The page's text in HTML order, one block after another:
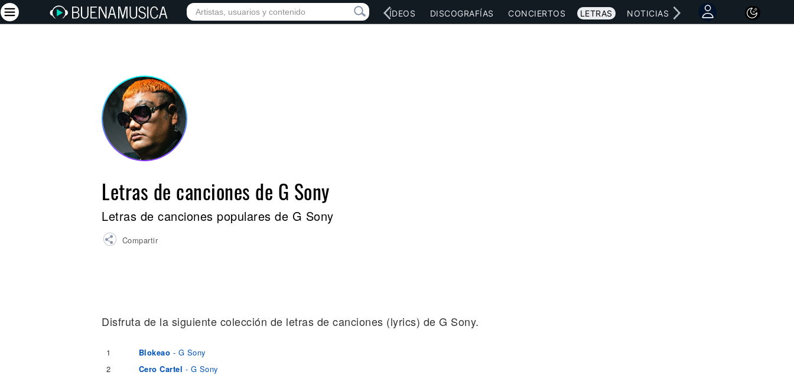
INICIO ARTISTAS RED SOCIAL MÚSICA VÍDEOS DISCOGRAFÍAS CONCIERTOS LETRAS NOTICIAS
Letras de canciones de G Sony
Letras de canciones populares de G Sony
Compartir
Disfruta de la siguiente colección de letras de canciones (lyrics) de G Sony.
1 Blokeao - G Sony
2
Cero Cartel - G Sony